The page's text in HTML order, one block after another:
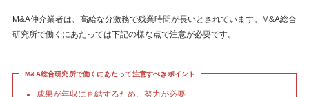
M&A仲介業者は、高給な分激務で残業時間が長いとされています。M&A総合
研究所で働くにあたっては下記の様な点で注意が必要です。
M&A総合研究所で働くにあたって注意すべきポイント
成果が年収に直結するため、努力が必要